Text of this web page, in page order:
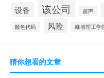
设备 该公司 超声
颜色代码 风险 麻省理工学
猜你想看的文章